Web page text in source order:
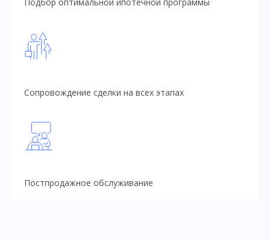
Сопровождение сделки на всех этапах
Постпродажное обслуживание